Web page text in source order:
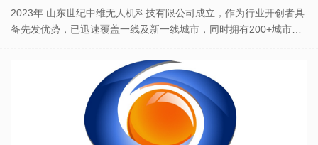
2023年 山东世纪中维无人机科技有限公司成立，作为行业开创者具
备先发优势，已迅速覆盖一线及新一线城市，同时拥有200+城市核
空中耀眼的科技宣发平台。除了空域编队表演，无人机集群控制